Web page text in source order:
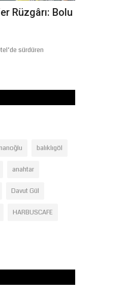
Rüzgârı: Bolu
sürdüren
balıklıgöl
anahtar
Davut Gül
HARBUSCAFE